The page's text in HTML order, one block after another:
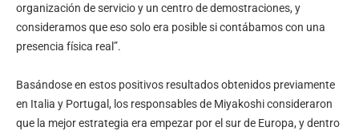
organización de servicio y un centro de demostraciones, y
consideramos que eso solo era posible si contábamos con una
presencia física real”.
Basándose en estos positivos resultados obtenidos previamente
en Italia y Portugal, los responsables de Miyakoshi consideraron
que la mejor estrategia era empezar por el sur de Europa, y dentro